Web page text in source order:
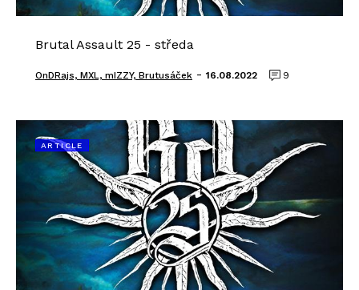
Brutal Assault 25 - středa
OnDRajs, MXL, mIZZY, Brutusáček - 16.08.2022 9
ARTICLE